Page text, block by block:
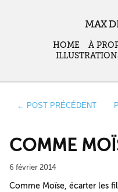
MAX
HOME À
← POST PRÉCÉDENT
COMME
6 février 2014
Comme Moïse, écarter les